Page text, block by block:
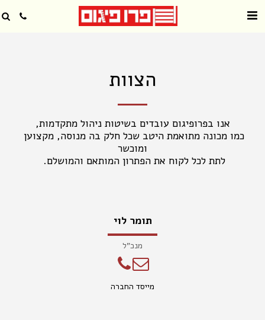
הצוות
אנו בפרופיגום עובדים בשיטות ניהול מתקדמות,
כמו מכונה מתואמת היטב שכל חלק בה מנוסה, מקצוען
לתת לכל לקוח את הפתרון המותאם והמושלם.
תומר לוי
מנכ"ל
מייסד החברה